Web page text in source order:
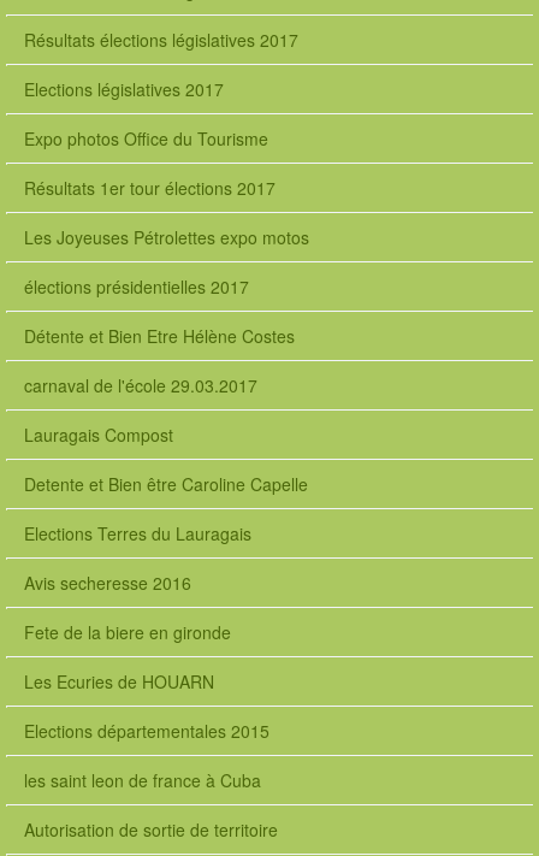
Résultats élections législatives 2017
Elections législatives 2017
Expo photos Office du Tourisme
Résultats 1er tour élections 2017
Les Joyeuses Pétrolettes expo motos
élections présidentielles 2017
Détente et Bien Etre Hélène Costes
carnaval de l'école 29.03.2017
Lauragais Compost
Detente et Bien être Caroline Capelle
Elections Terres du Lauragais
Avis secheresse 2016
Fete de la biere en gironde
Les Ecuries de HOUARN
Elections départementales 2015
les saint leon de france à Cuba
Autorisation de sortie de territoire